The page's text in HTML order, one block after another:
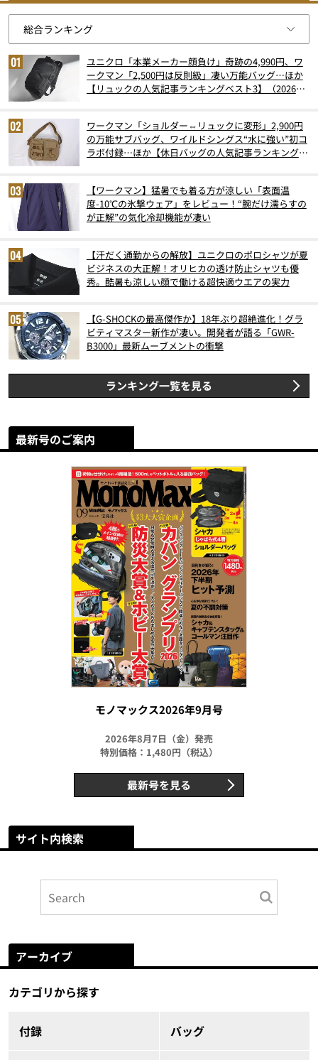
ユニクロ「本業メーカー顔負け」奇跡の4,990円、ワ
ークマン「2,500円は反則級」凄い万能バッグ…ほか
【リュックの人気記事ランキングベスト3】（2026年
ワークマン「ショルダー⇔リュックに変形」2,900円
の万能サブバッグ、ワイルドシングス“水に強い”初コ
ラボ付録…ほか【休日バッグの人気記事ランキングベ
【ワークマン】猛暑でも着る方が涼しい「表面温
度-10℃の氷撃ウェア」をレビュー！“腕だけ濡らすの
が正解”の気化冷却機能が凄い
【汗だく通勤からの解放】ユニクロのポロシャツが夏
ビジネスの大正解！オリヒカの透け防止シャツも優
秀。酷暑も涼しい顔で働ける超快適ウエアの実力
【G-SHOCKの最高傑作か】18年ぶり超絶進化！グラ
ビティマスター新作が凄い。開発者が語る「GWR-
B3000」最新ムーブメントの衝撃
ランキング一覧を見る
最新号のご案内
モノマックス2026年9月号
2026年8月7日（金）発売
特別価格：1,480円（税込）
最新号を見る
サイト内検索
アーカイブ
カテゴリから探す
付録 バッグ